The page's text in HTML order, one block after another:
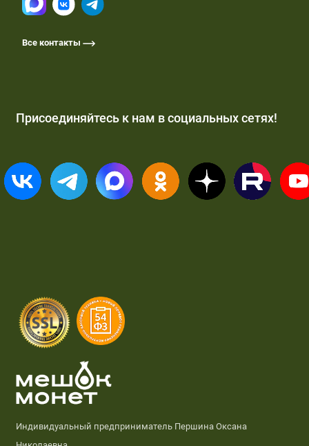
Все контакты
Присоединяйтесь к нам в социальных сетях!
Индивидуальный предприниматель Першина Оксана